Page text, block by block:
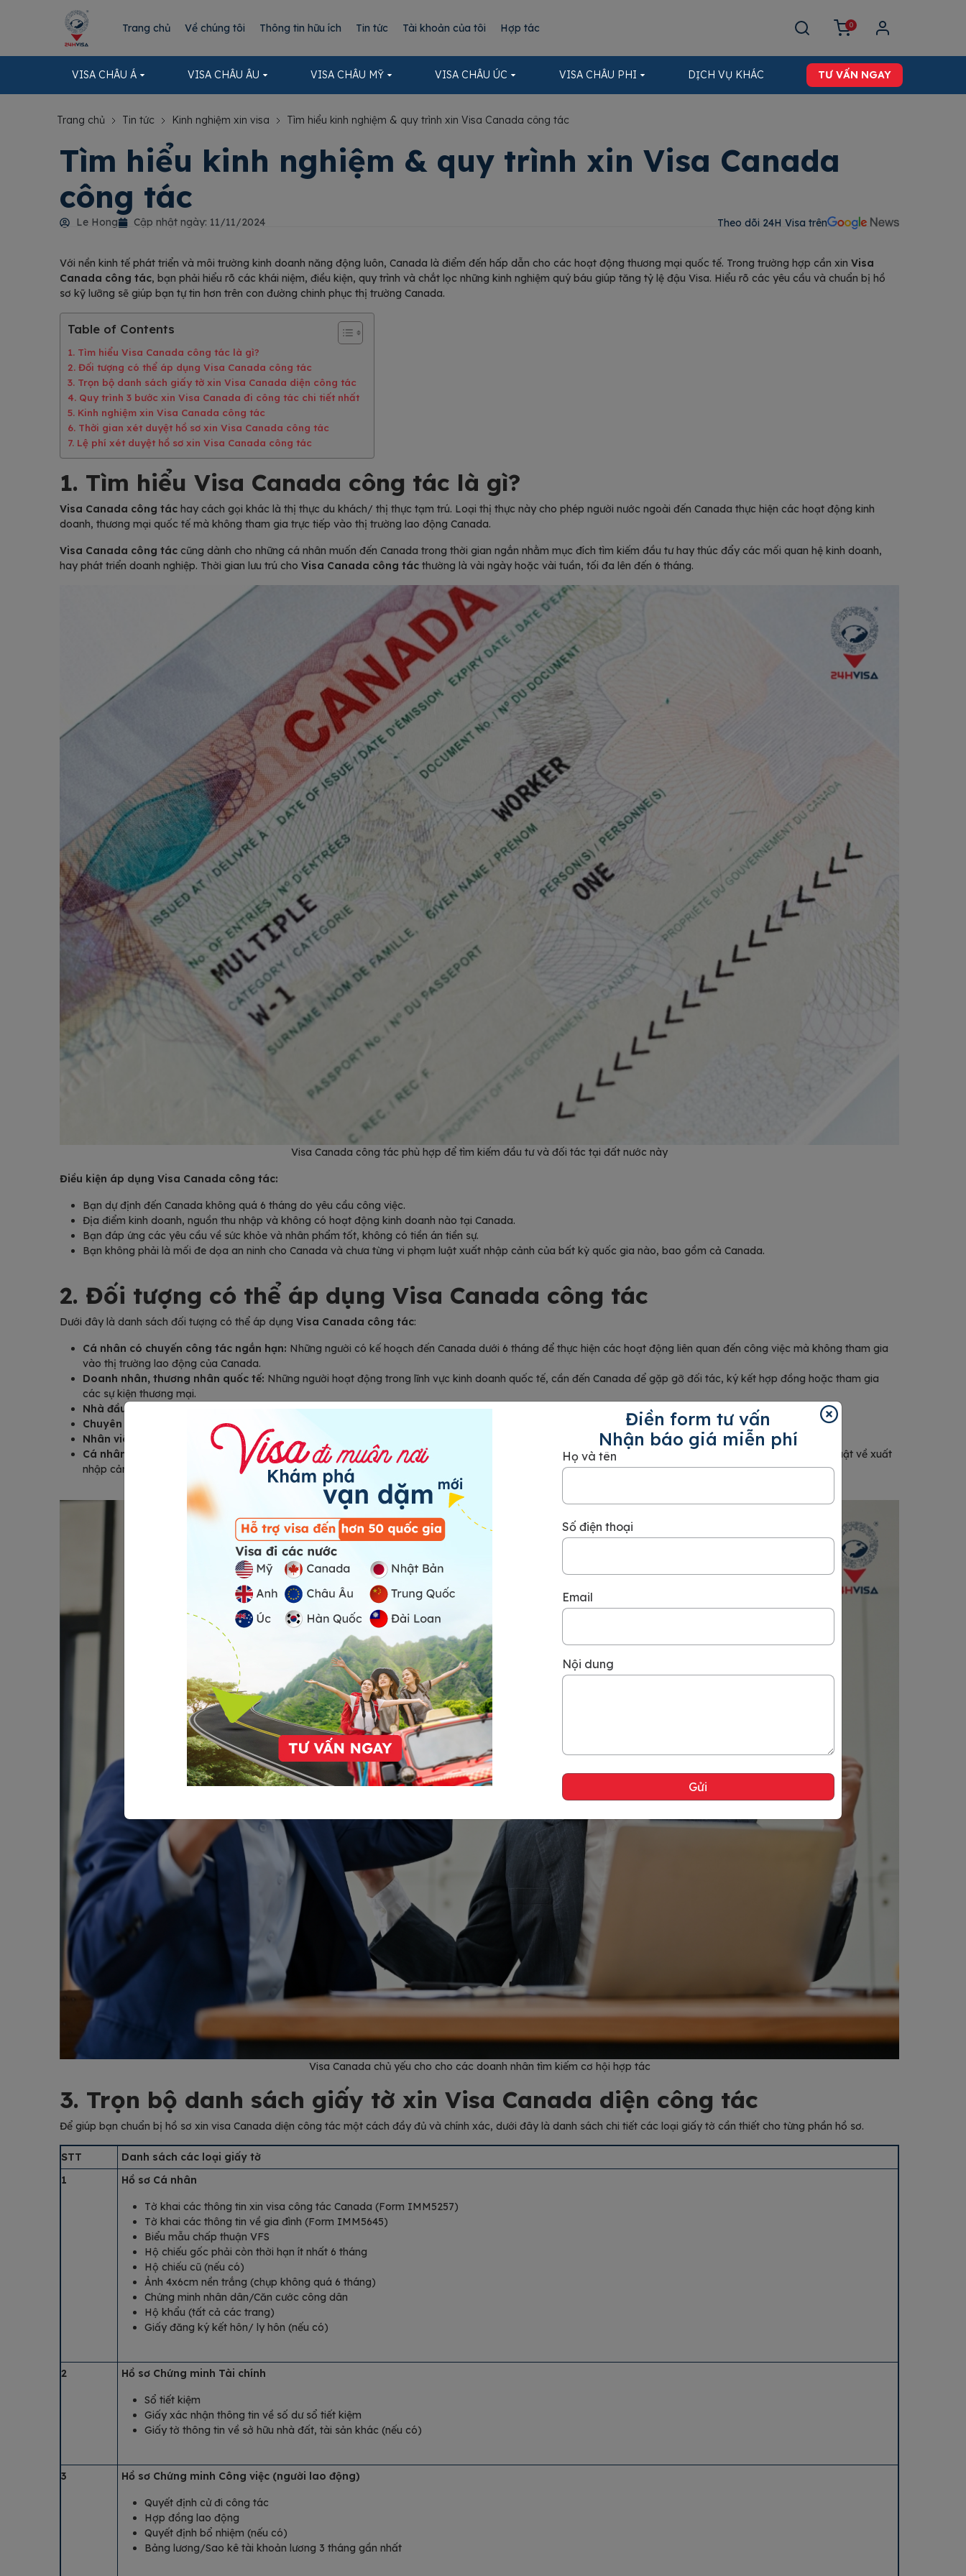
Trang chủ Về chúng tôi Thông tin hữu ích Tin tức Tài khoản của tôi Hợp tác 0
VISA CHÂU Á VISA CHÂU ÂU VISA CHÂU MỸ VISA CHÂU ÚC VISA CHÂU PHI DỊCH VỤ KHÁC TƯ VẤN NGAY
Trang chủ Tin tức Kinh nghiệm xin visa Tìm hiểu kinh nghiệm & quy trình xin Visa Canada công tác
Tìm hiểu kinh nghiệm & quy trình xin Visa Canada
công tác
Le Hong Cập nhật ngày: 11/11/2024 Theo dõi 24H Visa trên​
Với nền kinh tế phát triển và môi trường kinh doanh năng động luôn, Canada là điểm đến hấp dẫn cho các hoạt động thương mại quốc tế. Trong trường hợp cần xin Visa
Canada công tác, bạn phải hiểu rõ các khái niệm, điều kiện, quy trình và chắt lọc những kinh nghiệm quý báu giúp tăng tỷ lệ đậu Visa. Hiểu rõ các yêu cầu và chuẩn bị hồ
sơ kỹ lưỡng sẽ giúp bạn tự tin hơn trên con đường chinh phục thị trường Canada.
Table of Contents
1. Tìm hiểu Visa Canada công tác là gì?
2. Đối tượng có thể áp dụng Visa Canada công tác
3. Trọn bộ danh sách giấy tờ xin Visa Canada diện công tác
4. Quy trình 3 bước xin Visa Canada đi công tác chi tiết nhất
5. Kinh nghiệm xin Visa Canada công tác
6. Thời gian xét duyệt hồ sơ xin Visa Canada công tác
7. Lệ phí xét duyệt hồ sơ xin Visa Canada công tác
1. Tìm hiểu Visa Canada công tác là gì?
Visa Canada công tác hay cách gọi khác là thị thực du khách/ thị thực tạm trú. Loại thị thực này cho phép người nước ngoài đến Canada thực hiện các hoạt động kinh
doanh, thương mại quốc tế mà không tham gia trực tiếp vào thị trường lao động Canada.
Visa Canada công tác cũng dành cho những cá nhân muốn đến Canada trong thời gian ngắn nhằm mục đích tìm kiếm đầu tư hay thúc đẩy các mối quan hệ kinh doanh,
hay phát triển doanh nghiệp. Thời gian lưu trú cho Visa Canada công tác thường là vài ngày hoặc vài tuần, tối đa lên đến 6 tháng.
Visa Canada công tác phù hợp để tìm kiếm đầu tư và đối tác tại đất nước này
Điều kiện áp dụng Visa Canada công tác:
Bạn dự định đến Canada không quá 6 tháng do yêu cầu công việc.
Địa điểm kinh doanh, nguồn thu nhập và không có hoạt động kinh doanh nào tại Canada.
Bạn đáp ứng các yêu cầu về sức khỏe và nhân phẩm tốt, không có tiền án tiền sự.
Bạn không phải là mối đe dọa an ninh cho Canada và chưa từng vi phạm luật xuất nhập cảnh của bất kỳ quốc gia nào, bao gồm cả Canada.
2. Đối tượng có thể áp dụng Visa Canada công tác
Dưới đây là danh sách đối tượng có thể áp dụng Visa Canada công tác:
Cá nhân có chuyến công tác ngắn hạn: Những người có kế hoạch đến Canada dưới 6 tháng để thực hiện các hoạt động liên quan đến công việc mà không tham gia
vào thị trường lao động của Canada.
Doanh nhân, thương nhân quốc tế: Những người hoạt động trong lĩnh vực kinh doanh quốc tế, cần đến Canada để gặp gỡ đối tác, ký kết hợp đồng hoặc tham gia
các sự kiện thương mại.
Nhà đầu tư tiềm năng:
Những người muốn tìm hiểu thị trường Canada, tìm kiếm cơ hội đầu tư hoặc phát triển kinh doanh tại Canada.
Chuyên gia tham dự sự kiện:Những người được mời đến Canada để tham gia hội nghị, hội thảo, triển lãm hoặc các sự kiện chuyên môn khác.
Nhân viên được đào tạo: Những người được công ty cử đến Canada để tham gia các chương trình đào tạo ngắn hạn.
Cá nhân đáp ứng các yêu cầu:Ứng viên phải có sức khỏe tốt, lý lịch tư pháp trong sạch, không gây nguy hiểm cho an ninh Canada và chưa từng vi phạm luật về xuất
nhập cảnh của bất kỳ quốc gia nào. Nguồn thu nhập chính và hoạt động kinh doanh chủ yếu phải nằm ngoài Canada.
Visa Canada chủ yếu cho cho các doanh nhân tìm kiếm cơ hội hợp tác
3. Trọn bộ danh sách giấy tờ xin Visa Canada diện công tác
Để giúp bạn chuẩn bị hồ sơ xin visa Canada diện công tác một cách đầy đủ và chính xác, dưới đây là danh sách chi tiết các loại giấy tờ cần thiết cho từng phần hồ sơ.
STT
Danh sách các loại giấy tờ
1
Hồ sơ Cá nhân
Tờ khai các thông tin xin visa công tác Canada (Form IMM5257)
Tờ khai các thông tin về gia đình (Form IMM5645)
Biểu mẫu chấp thuận VFS
Hộ chiếu gốc phải còn thời hạn ít nhất 6 tháng
Hộ chiếu cũ (nếu có)
Ảnh 4x6cm nền trắng (chụp không quá 6 tháng)
Chứng minh nhân dân/Căn cước công dân
Hộ khẩu (tất cả các trang)
Giấy đăng ký kết hôn/ ly hôn (nếu có)
2 Hồ sơ Chứng minh Tài chính
Sổ tiết kiệm
Giấy xác nhận thông tin về số dư sổ tiết kiệm
Giấy tờ thông tin về sở hữu nhà đất, tài sản khác (nếu có)
3 Hồ sơ Chứng minh Công việc (người lao động)
Quyết định cử đi công tác
Hợp đồng lao động
Quyết định bổ nhiệm (nếu có)
Bảng lương/Sao kê tài khoản lương 3 tháng gần nhất
Điền form tư vấn
Nhận báo giá miễn phí
Họ và tên
Số điện thoại
Email
Nội dung